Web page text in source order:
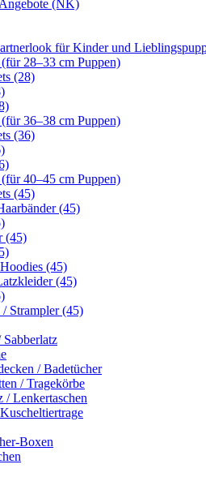
(NK)
für Kinder und
28–33 cm Puppen)
(28)
36–38 cm Puppen)
(36)
40–45 cm Puppen)
(45)
(45)
(45)
(45)
(45)
/ Strampler (45)
/ Badetücher
/ Tragekörbe
/ Lenkertaschen
Boxen